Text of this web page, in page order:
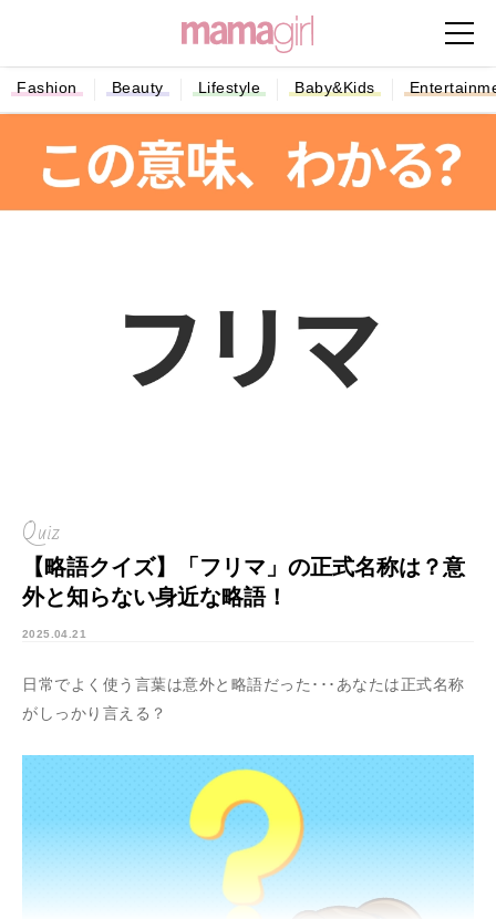
Fashion Beauty Lifestyle Baby&Kids
Quiz
【略語クイズ】「フリマ」の正式名称は？意
外と知らない身近な略語！
2025.04.21
日常でよく使う言葉は意外と略語だった･･･あなたは正式名称
がしっかり言える？